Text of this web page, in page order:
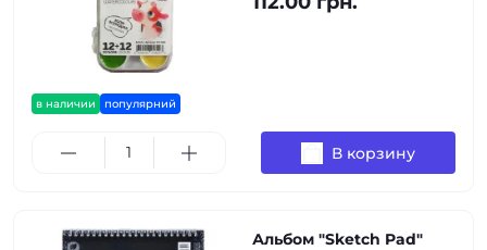
в наличии популярний
В корзину
Альбом "Sketch Pad"